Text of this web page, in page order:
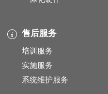
售后服务
培训服务
实施服务
系统维护服务